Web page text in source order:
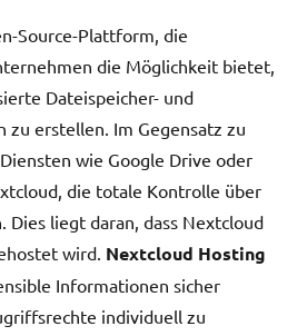
Source-Plattform, die
die Möglichkeit bietet,
Dateispeicher- und
zu erstellen. Im Gegensatz zu
wie Google Drive oder
die totale Kontrolle über
Dies liegt daran, dass Nextcloud
wird. Nextcloud Hosting
Informationen sicher
individuell zu